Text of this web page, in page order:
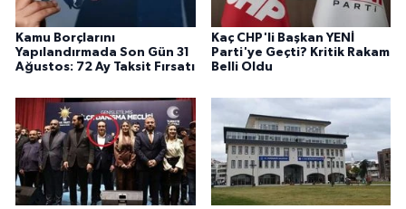
Kamu Borçlarını
Yapılandırmada Son Gün 31
Ağustos: 72 Ay Taksit Fırsatı
Kaç CHP'li Başkan YENİ
Parti'ye Geçti? Kritik Rakam
Belli Oldu